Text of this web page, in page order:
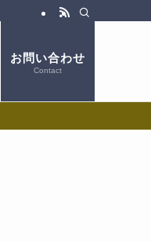
お問い合わせ
Contact